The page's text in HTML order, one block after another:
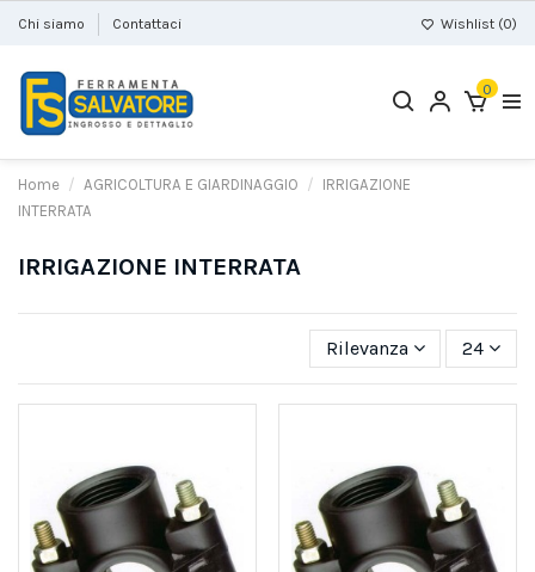
Chi siamo Contattaci Wishlist (0)
0
Home AGRICOLTURA E GIARDINAGGIO
IRRIGAZIONE
INTERRATA
IRRIGAZIONE INTERRATA
Rilevanza 24